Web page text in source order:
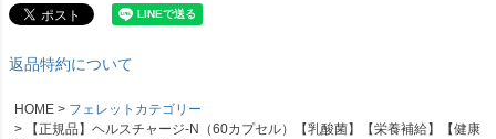
返品特約について
HOME
フェレットカテゴリー
【正規品】ヘルスチャージ-N（60カプセル）【乳酸菌】【栄養補給】【健康